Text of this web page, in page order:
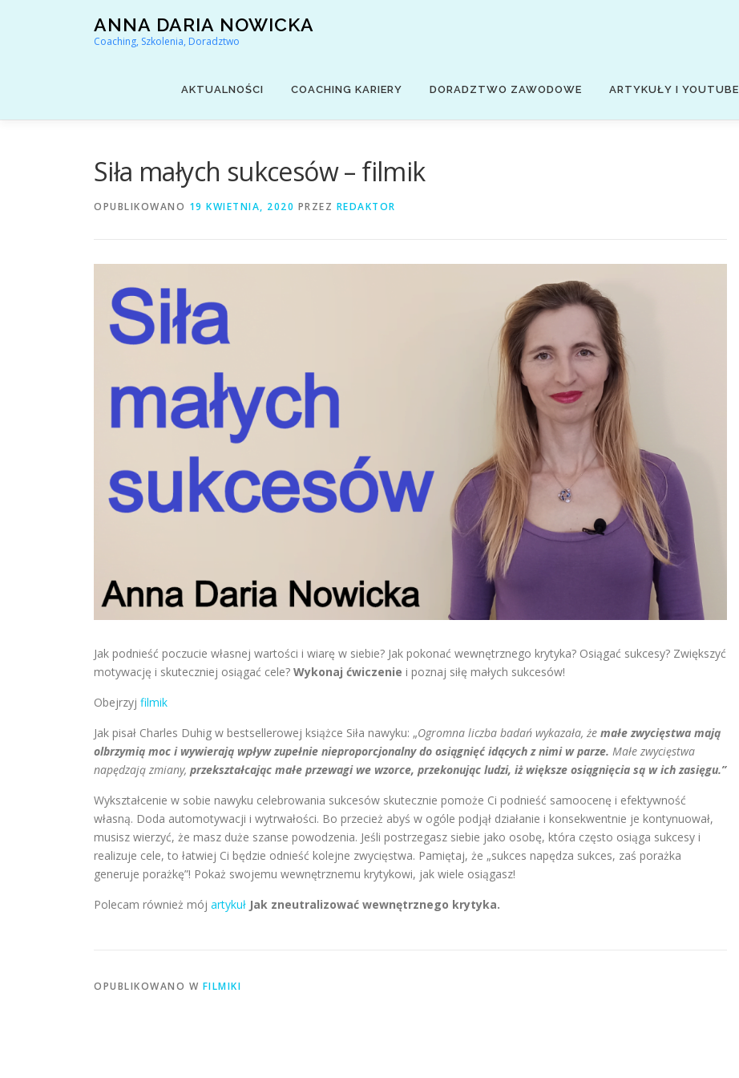
ANNA DARIA NOWICKA
Coaching, Szkolenia, Doradztwo
AKTUALNOŚCI COACHING KARIERY DORADZTWO ZAWODOWE ARTYKUŁY I YOUTUBE
Siła małych sukcesów – filmik
OPUBLIKOWANO 19 KWIETNIA, 2020 PRZEZ REDAKTOR
Jak podnieść poczucie własnej wartości i wiarę w siebie? Jak pokonać wewnętrznego krytyka? Osiągać sukcesy? Zwiększyć
motywację i skuteczniej osiągać cele? Wykonaj ćwiczenie i poznaj siłę małych sukcesów!
Obejrzyj filmik
Jak pisał Charles Duhig w bestsellerowej książce Siła nawyku: „Ogromna liczba badań wykazała, że małe zwycięstwa mają
olbrzymią moc i wywierają wpływ zupełnie nieproporcjonalny do osiągnięć idących z nimi w parze. Małe zwycięstwa
napędzają zmiany, przekształcając małe przewagi we wzorce, przekonując ludzi, iż większe osiągnięcia są w ich zasięgu.”
Wykształcenie w sobie nawyku celebrowania sukcesów skutecznie pomoże Ci podnieść samoocenę i efektywność
własną. Doda automotywacji i wytrwałości. Bo przecież abyś w ogóle podjął działanie i konsekwentnie je kontynuował,
musisz wierzyć, że masz duże szanse powodzenia. Jeśli postrzegasz siebie jako osobę, która często osiąga sukcesy i
realizuje cele, to łatwiej Ci będzie odnieść kolejne zwycięstwa. Pamiętaj, że „sukces napędza sukces, zaś porażka
generuje porażkę”! Pokaż swojemu wewnętrznemu krytykowi, jak wiele osiągasz!
Polecam również mój artykuł Jak zneutralizować wewnętrznego krytyka.
OPUBLIKOWANO W FILMIKI